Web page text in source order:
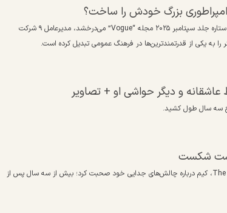
کریس جنر، مادرسالار و مغز متفکر تجاری بود. مادر کارداشیان‌ها که به عنوان ستاره جلد سپتامبر ۲۰۲۵ مجله “Vogue” می‌درخشد، مدیرعامل ۹ شرکت
به یکی از قدرتمندترین‌ها در فرهنگ عمومی تبدیل کرده است.
و دیگر حواشی او + تصاویر
وست شکست
در گفت‌وگویی صریح با خواهرش، کلویی کارداشیان، در برنامه The Kardashians، کیم درباره چالش‌های جدایی خود صحبت کرد؛ بیش از سه سال پس از